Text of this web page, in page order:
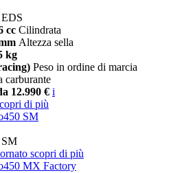
cc Cilindrata
Altezza sella
kg
Peso in ordine di marcia
carburante
12.990 € i
di più
SM
SM
scopri di più
MX Factory